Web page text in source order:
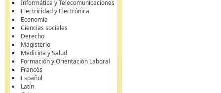
Informática y Telecomunicaciones
Electricidad y Electrónica
Economía
Ciencias sociales
Derecho
Magisterio
Medicina y Salud
Formación y Orientación Laboral
Francés
Español
Latín